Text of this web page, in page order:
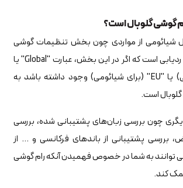
گوشی گلوبال است؟
از مواردی چون بخش تنظیمات گوشی
about phone قابل ردیابی است که اگر در این بخش، عبارت "Global" یا
"MI" (برای شیائومی) یا "EU" (برای شیائومی) وجود داشته باشد به
گلوبال است.
چون بررسی زبان‌های پشتیبانی شده، بررسی
بررسی پشتیبانی از باندهای فرکانسی و ... از
توانند به شما در خصوص فهمیدن آنکه رام گوشی
کند.